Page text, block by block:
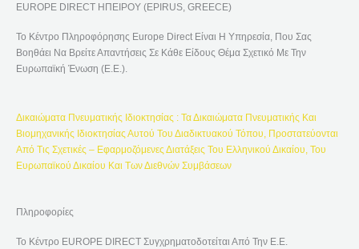
Τ
Σ
Η
Α
EUROPE DIRECT ΗΠΕΙΡΟΥ (EPIRUS, GREECE)
Το Κέντρο Πληροφόρησης Europe Direct Είναι Η Υπηρεσία, Που Σας
Βοηθάει Να Βρείτε Απαντήσεις Σε Κάθε Είδους Θέμα Σχετικό Με Την
Ευρωπαϊκή Ένωση (Ε.Ε.).
Δικαιώματα Πνευματικής Ιδιοκτησίας : Τα Δικαιώματα Πνευματικής Και
Βιομηχανικής Ιδιοκτησίας Αυτού Του Διαδικτυακού Τόπου, Προστατεύονται
Από Τις Σχετικές – Εφαρμοζόμενες Διατάξεις Του Ελληνικού Δικαίου, Του
Ευρωπαϊκού Δικαίου Και Των Διεθνών Συμβάσεων
Πληροφορίες
Το Κέντρο EUROPE DIRECT Συγχρηματοδοτείται Από Την Ε.Ε.